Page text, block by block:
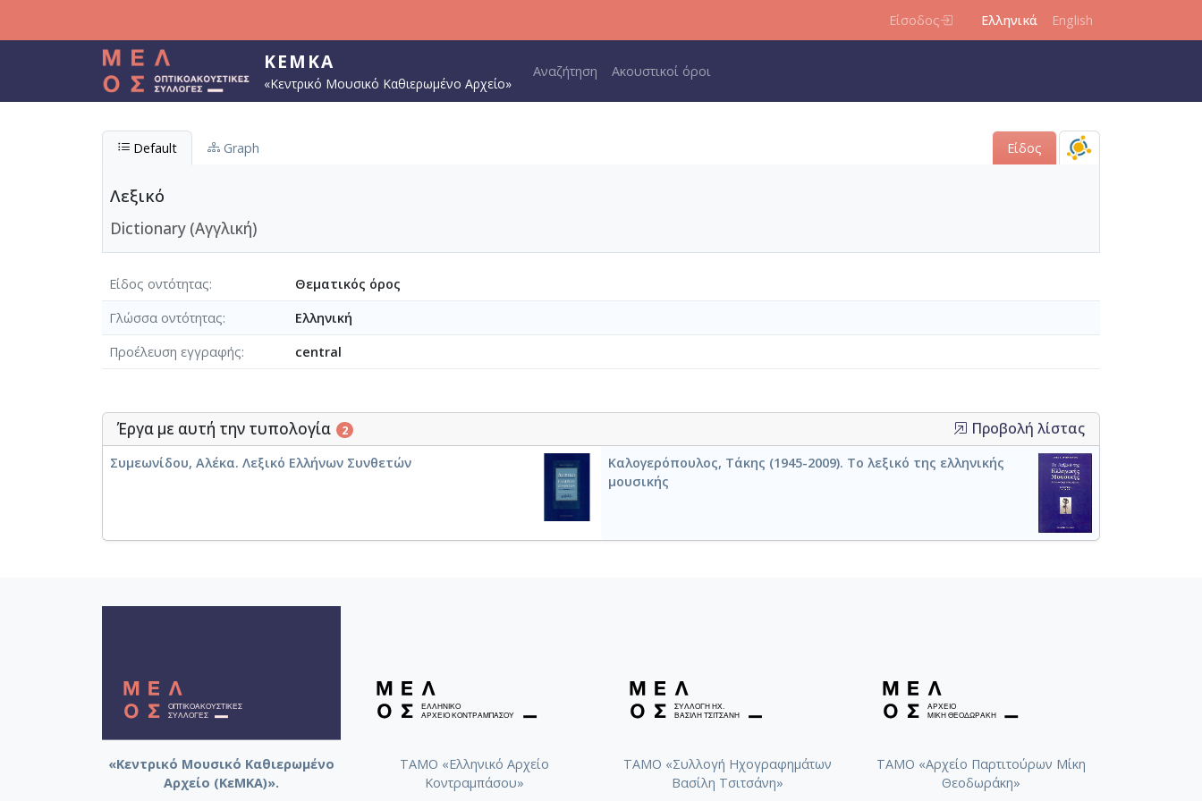
Είσοδος Ελληνικά English
ΚΕΜΚΑ
«Κεντρικό Μουσικό Καθιερωμένο Αρχείο»
Main navigation
Αναζήτηση Ακουστικοί όροι
Default Graph Είδος
Λεξικό
Dictionary (Αγγλική)
Είδος οντότητας
Θεματικός όρος
Γλώσσα οντότητας
Ελληνική
Προέλευση εγγραφής
central
Έργα με αυτή την τυπολογία 2 Προβολή λίστας
Συμεωνίδου, Αλέκα. Λεξικό Ελλήνων Συνθετών
Καλογερόπουλος, Τάκης (1945-2009). Το λεξικό της ελληνικής
μουσικής
«Κεντρικό Μουσικό Καθιερωμένο
Αρχείο (ΚεΜΚΑ)».
ΤΑΜΟ «Ελληνικό Αρχείο
Κοντραμπάσου»
ΤΑΜΟ «Συλλογή Ηχογραφημάτων
Βασίλη Τσιτσάνη»
ΤΑΜΟ «Αρχείο Παρτιτούρων Μίκη
Θεοδωράκη»